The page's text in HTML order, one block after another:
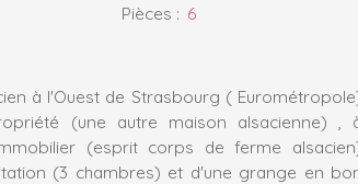
Pièces : 6
à l'Ouest de Strasbourg (
(une autre maison alsacienne) ,
(esprit corps de ferme
(3 chambres) et d'une grange en